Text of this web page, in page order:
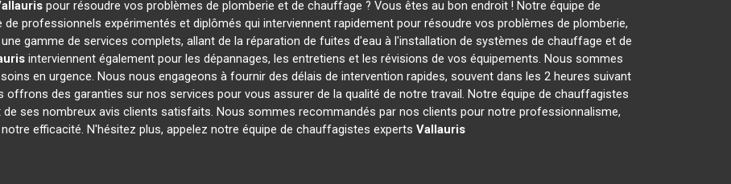
pour résoudre vos problèmes de plomberie et de chauffage ? Vous êtes au bon endroit ! Notre équipe de
professionnels expérimentés et diplômés qui interviennent rapidement pour résoudre vos problèmes de plomberie,
gamme de services complets, allant de la réparation de fuites d'eau à l'installation de systèmes de chauffage et de
interviennent également pour les dépannages, les entretiens et les révisions de vos équipements. Nous sommes
en urgence. Nous nous engageons à fournir des délais de intervention rapides, souvent dans les 2 heures suivant
des garanties sur nos services pour vous assurer de la qualité de notre travail. Notre équipe de chauffagistes
ses nombreux avis clients satisfaits. Nous sommes recommandés par nos clients pour notre professionnalisme,
efficacité. N'hésitez plus, appelez notre équipe de chauffagistes experts Vallauris